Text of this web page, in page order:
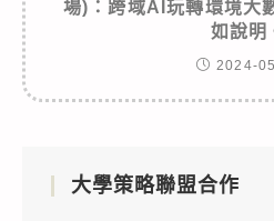
場)：跨域AI玩轉環境大
如說明
2024-
大學策略聯盟合作